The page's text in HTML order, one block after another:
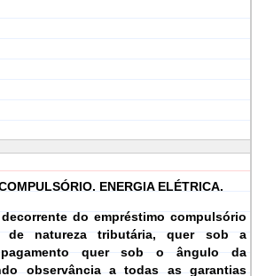
ENERGIA ELÉTRICA.
do empréstimo compulsório
de natureza tributária, quer sob a
quer sob o ângulo da
observância a todas as garantias